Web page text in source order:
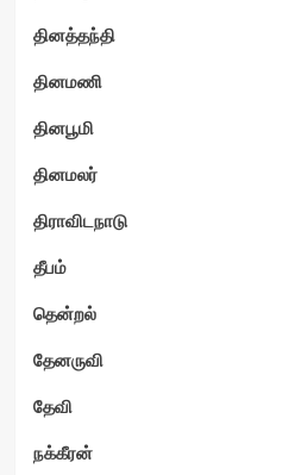
தினத்தந்தி
தினமணி
தினபூமி
தினமலர்
திராவிடநாடு
தீபம்
தென்றல்
தேனருவி
தேவி
நக்கீரன்